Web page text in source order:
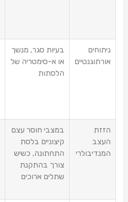
ניתוחים
אורתוגנטיים
בעיות סגר, מנשך
או א-סימטריה של
הלסתות
הזזת
העצב
המנדיבולרי
במצבי חוסר עצם
קיצוניים בלסת
התחתונה, כשיש
צורך בהתקנת
שתלים ארוכים